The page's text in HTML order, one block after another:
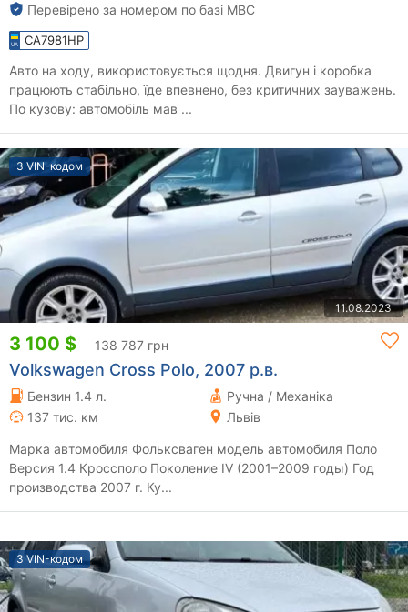
Перевірено за номером по базі МВС
CA7981HP
Авто на ходу, використовується щодня. Двигун і коробка
працюють стабільно, їде впевнено, без критичних зауважень.
По кузову: автомобіль мав ...
З VIN-кодом
11.08.2023
3 100 $ 138 787 грн
Volkswagen Cross Polo, 2007 р.в.
Бензин 1.4 л.
Ручна / Механіка
137 тис. км
Львів
Марка автомобиля Фольксваген модель автомобиля Поло
Версия 1.4 Кроссполо Поколение IV (2001–2009 годы) Год
производства 2007 г. Ку...
З VIN-кодом